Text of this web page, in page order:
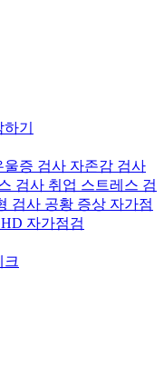
기
울증 검사 자존감 검사
검사 취업 스트레스 검
검사 공황 증상 자가점
자가점검
크